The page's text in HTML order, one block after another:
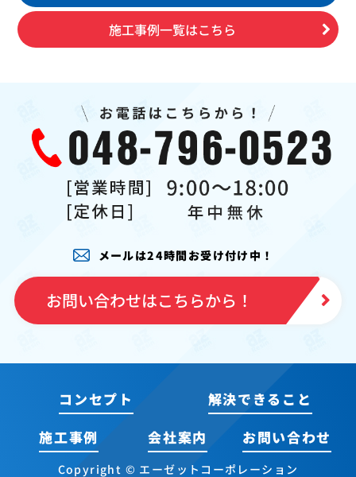
施工事例一覧はこちら
メールは24時間お受け付け中！
お問い合わせはこちらから！
コンセプト
解決できること
施工事例
会社案内 お問い合わせ
Copyright © エーゼットコーポレーション